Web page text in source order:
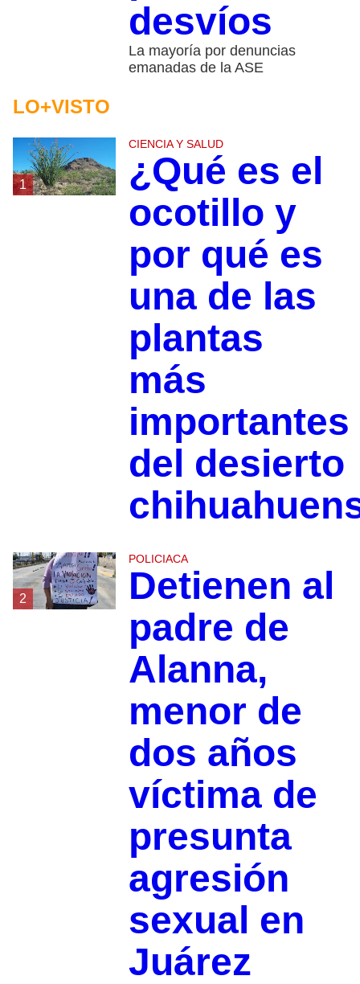
desvíos
La mayoría por denuncias
emanadas de la ASE
LO+VISTO
1
CIENCIA Y SALUD
¿Qué es el
ocotillo y
por qué es
una de las
plantas
más
importantes
del desierto
2
POLICIACA
Detienen al
padre de
Alanna,
menor de
dos años
víctima de
presunta
agresión
sexual en
Juárez